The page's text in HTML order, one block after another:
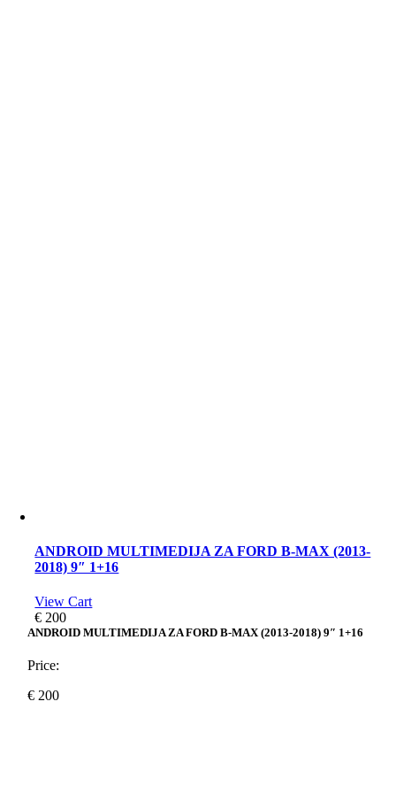
ANDROID MULTIMEDIJA ZA FORD B-MAX (2013-
2018) 9″ 1+16
View Cart
€ 200
ANDROID MULTIMEDIJA ZA FORD B-MAX (2013-2018) 9″ 1+16
Price:
€ 200